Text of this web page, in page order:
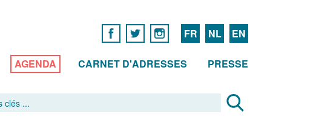
FR NL EN
AGENDA CARNET D'ADRESSES PRESSE